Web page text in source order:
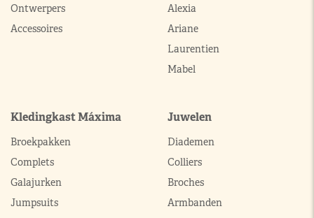
Ontwerpers
Accessoires
Alexia
Ariane
Laurentien
Mabel
Kledingkast Máxima
Broekpakken
Complets
Galajurken
Jumpsuits
Juwelen
Diademen
Colliers
Broches
Armbanden